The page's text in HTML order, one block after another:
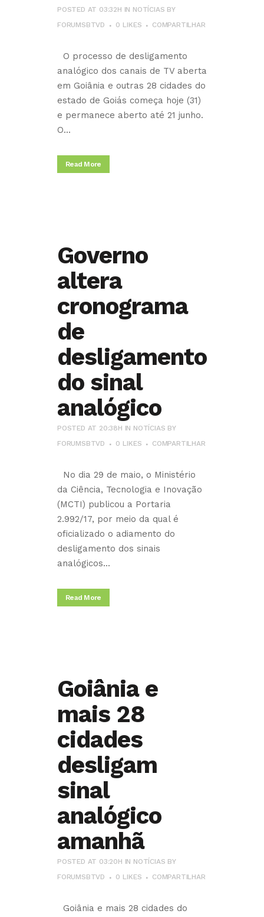
POSTED AT 03:32H IN NOTÍCIAS BY
FORUMSBTVD
0 LIKES COMPARTILHAR
O processo de desligamento
analógico dos canais de TV aberta
em Goiânia e outras 28 cidades do
estado de Goiás começa hoje (31)
e permanece aberto até 21 junho.
O...
Read More
Governo
altera
cronograma
de
desligamento
do sinal
analógico
POSTED AT 20:38H IN NOTÍCIAS BY
FORUMSBTVD
0 LIKES COMPARTILHAR
No dia 29 de maio, o Ministério
da Ciência, Tecnologia e Inovação
(MCTI) publicou a Portaria
2.992/17, por meio da qual é
oficializado o adiamento do
desligamento dos sinais
analógicos...
Read More
Goiânia e
mais 28
cidades
desligam
sinal
analógico
amanhã
POSTED AT 03:20H IN NOTÍCIAS BY
FORUMSBTVD
0 LIKES COMPARTILHAR
Goiânia e mais 28 cidades do